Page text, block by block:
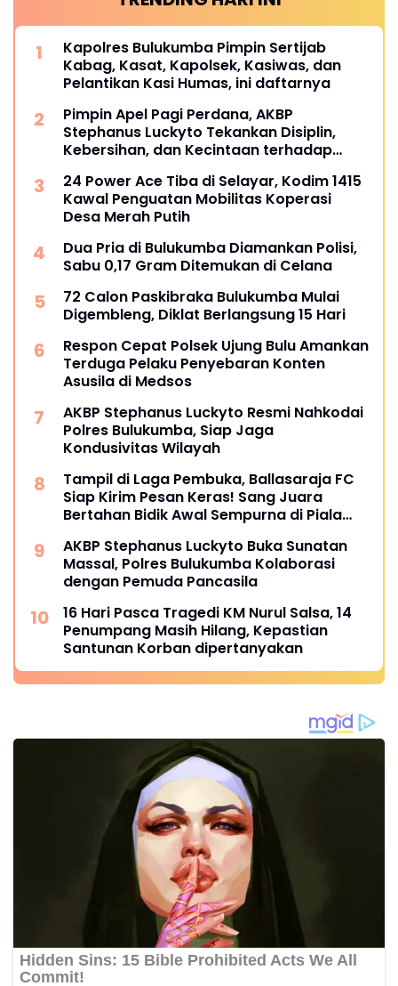
Kapolres Bulukumba Pimpin Sertijab
Kabag, Kasat, Kapolsek, Kasiwas, dan
Pelantikan Kasi Humas, ini daftarnya
Pimpin Apel Pagi Perdana, AKBP
Stephanus Luckyto Tekankan Disiplin,
Kebersihan, dan Kecintaan terhadap
24 Power Ace Tiba di Selayar, Kodim 1415
Kawal Penguatan Mobilitas Koperasi
Desa Merah Putih
Dua Pria di Bulukumba Diamankan Polisi,
Sabu 0,17 Gram Ditemukan di Celana
72 Calon Paskibraka Bulukumba Mulai
Digembleng, Diklat Berlangsung 15 Hari
Respon Cepat Polsek Ujung Bulu Amankan
Terduga Pelaku Penyebaran Konten
Asusila di Medsos
AKBP Stephanus Luckyto Resmi Nahkodai
Polres Bulukumba, Siap Jaga
Kondusivitas Wilayah
Tampil di Laga Pembuka, Ballasaraja FC
Siap Kirim Pesan Keras! Sang Juara
Bertahan Bidik Awal Sempurna di Piala
AKBP Stephanus Luckyto Buka Sunatan
Massal, Polres Bulukumba Kolaborasi
dengan Pemuda Pancasila
16 Hari Pasca Tragedi KM Nurul Salsa, 14
Penumpang Masih Hilang, Kepastian
Santunan Korban dipertanyakan